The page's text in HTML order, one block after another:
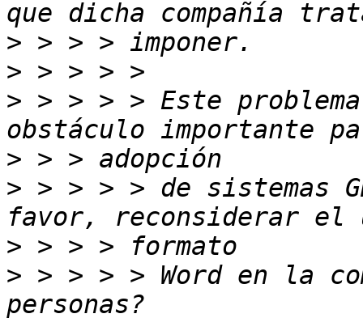
>
>
> > > > > Este
>
> > > > > de sistemas
>
> > > > > Word en la